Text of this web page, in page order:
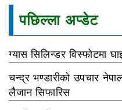
पछिल्ला अप्डेट
ग्यास सिलिन्डर विस्फोटमा
चन्द्र भण्डारीको उपचार
लैजान सिफारिस